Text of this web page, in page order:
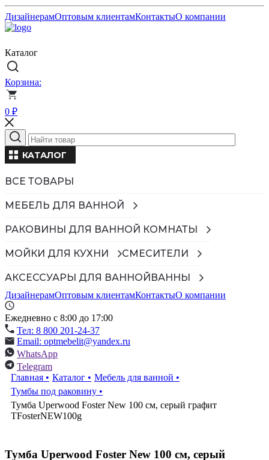
ДизайнерамОптовым клиентамКонтактыО компании
Каталог
Корзина:
0 ₽
КАТАЛОГ
ВСЕ ТОВАРЫ
МЕБЕЛЬ ДЛЯ ВАННОЙ
РАКОВИНЫ ДЛЯ ВАННОЙ КОМНАТЫ
МОЙКИ ДЛЯ КУХНИ СМЕСИТЕЛИ
АКСЕССУАРЫ ДЛЯ ВАННОЙВАННЫ
ДизайнерамОптовым клиентамКонтактыО компании
Ежедневно с 8:00 до 17:00
Тел: 8 800 201-24-37
Email: optmebelit@yandex.ru
WhatsApp
Telegram
Главная • Каталог • Мебель для ванной •
Тумбы под раковину •
Тумба Uperwood Foster New 100 см, серый графит
TFosterNEW100g
Тумба Uperwood Foster New 100 см, серый